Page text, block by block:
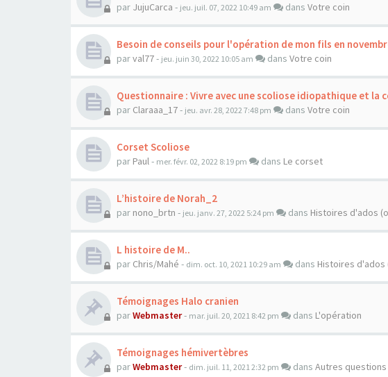
par JujuCarca - jeu. juil. 07, 2022 10:49 am dans Votre coin
Besoin de conseils pour l'opération de mon fils en
parval77- jeu. juin 30, 2022 10:05 am dans Votre coin
Questionnaire : Vivre avec une scoliose idiopathique et
par Claraaa_17- jeu. avr. 28, 2022 7:48 pm dans Votre coin
Corset Scoliose
par Paul- mer. févr. 02, 2022 8:19 pm dans Le corset
L’histoire de Norah_2
par nono_brtn - jeu. janv. 27, 2022 5:24 pm dans Histoires d'ados
L histoire de M..
par Chris/Mahé - dim. oct. 10, 2021 10:29 am dans Histoires d'ados
Témoignages Halo cranien
parWebmaster- mar. juil. 20, 2021 8:42 pm dans L'opération
Témoignages hémivertèbres
parWebmaster- dim. juil. 11, 2021 2:32 pm dans Autres questions